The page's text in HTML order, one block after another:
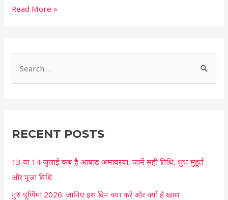
Read More »
e
c
f
o
r
RECENT POSTS
13 या 14 जुलाई कब है आषाढ़ अमावस्या, जानें सही तिथि, शुभ मुहूर्त
और पूजा विधि
गुरु पूर्णिमा 2026: जानिए इस दिन क्या करें और क्यों है खास